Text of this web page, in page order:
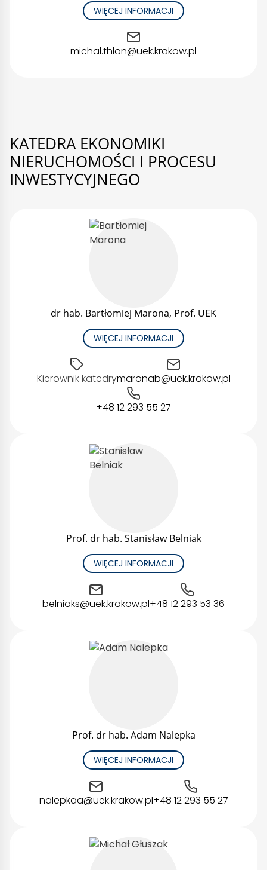
WIĘCEJ INFORMACJI
michal.thlon@uek.krakow.pl
KATEDRA EKONOMIKI
NIERUCHOMOŚCI I PROCESU
INWESTYCYJNEGO
dr hab. Bartłomiej Marona, Prof. UEK
WIĘCEJ INFORMACJI
Kierownik katedrymaronab@uek.krakow.pl
+48 12 293 55 27
Prof. dr hab. Stanisław Belniak
WIĘCEJ INFORMACJI
belniaks@uek.krakow.pl+48 12 293 53 36
Prof. dr hab. Adam Nalepka
WIĘCEJ INFORMACJI
nalepkaa@uek.krakow.pl+48 12 293 55 27